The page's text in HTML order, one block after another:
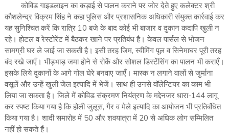
कोविड गाइडलाइन का कड़ाई से पालन कराने पर जोर देते हुए कलेक्टर श्री
कौशलेन्द्र विक्रम सिंह ने कहा पुलिस और प्रशासनिक अधिकारी संयुक्त कार्रवाई कर
यह सुनिश्चित करें कि रात्रि 10 बजे के बाद कोई भी बाजार व दुकान कदापि खुली न
रहे। होटल व रेस्टोरेंट में बैठकर खाने पर प्रतिबंध है। केवल पार्सल से भोजन
सामग्री घर ले जाई जा सकती है। इसी तरह जिम, स्वीमिंग पूल व सिनेमाघर पूरी तरह
बंद रखे जाएँ। भीड़भाड़ जमा होने से रोकें और सोशल डिस्टेंसिंग का पालन भी कराएँ।
इसके लिये दुकानों के आगे गोल घेरे बनवाए जाएँ। मास्क न लगाने वालों से जुर्माना
वसूलें और उन्हें खुली जेल इत्यादि में भेजें। साथ ही उनसे वॉलेन्टियर का काम भी
लिया जा सकता है। जिले में कोविड संक्रमण नियंत्रण के मद्देनजर धारा-144 लागू
कर स्पष्ट किया गया है कि होली जुलूस, गैर व मेले इत्यादि का आयोजन भी प्रतिबंधित
किया गया है। शादी समारोह में 50 और शवयात्रा में 20 से अधिक लोग सम्मिलित
नहीं हो सकते हैं।